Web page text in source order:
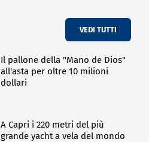
VEDI TUTTI
Il pallone della "Mano de Dios"
all'asta per oltre 10 milioni
dollari
A Capri i 220 metri del più
grande yacht a vela del mondo